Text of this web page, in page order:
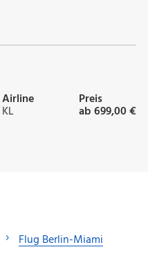
Airline
KL
Preis
ab 699,00 €
Flug Berlin-Miami